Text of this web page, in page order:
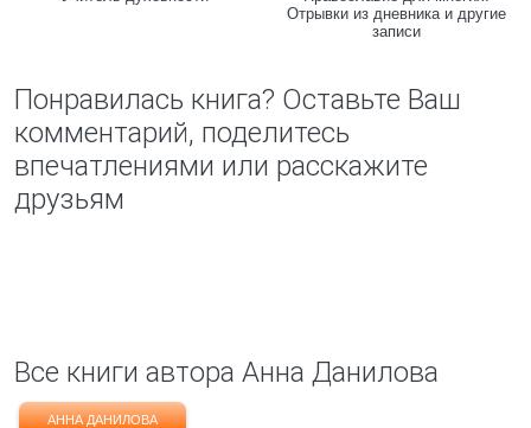
Отрывки из дневника и другие
записи
Понравилась книга? Оставьте Ваш
комментарий, поделитесь
впечатлениями или расскажите
друзьям
Все книги автора Анна Данилова
АННА ДАНИЛОВА